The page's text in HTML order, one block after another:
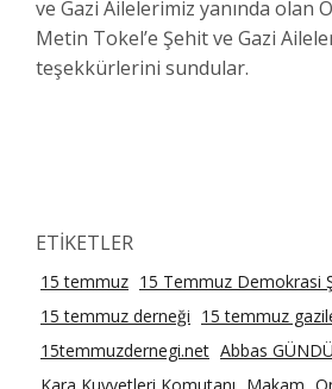
ve Gazi Ailelerimiz yanında olan
Metin Tokel’e Şehit ve Gazi
teşekkürlerini sundular.
ETİKETLER
15 temmuz 15 Temmuz Demokrasi
15 temmuz derneği 15 temmuz
15temmuzdernegi.net Abbas